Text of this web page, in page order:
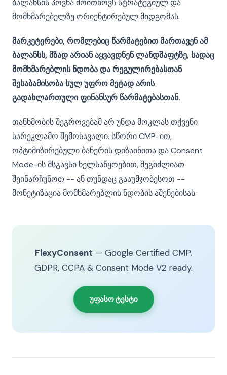
ბალანსის პოვნა მოითხოვს სტრატეგიულ და
მომხმარებელზე ორიენტირებულ მიდგომას.
მარკეტერები, რომლებიც წარმატებით მართავენ ამ
ბალანსს, მზად არიან აყვავდნენ ლანდშაფტზე, სადაც
მომხმარებლის ნდობა და რეგულირებასთან
შესაბამისობა სულ უფრო მეტად არის
გადახლართული ფინანსურ წარმატებასთან.
თანხმობის შეგროვებამ არ უნდა მოკლას თქვენი
სარეკლამო შემოსავალი. სწორი CMP-ით,
ოპტიმიზირებული ბანერის დიზაინითა და Consent
Mode-ის მსგავსი ხელსაწყოებით, შეგიძლიათ
შეინარჩუნოთ -- ან თუნდაც გააუმჯობესოთ --
მონეტიზაცია მომხმარებლის ნდობის აშენებისას.
FlexyConsent — Google Certified CMP.
GDPR, CCPA & Consent Mode V2 ready.
უფასო ტესტი